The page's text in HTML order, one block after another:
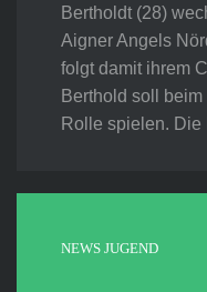
Bertholdt (28)
Aigner Angels
folgt damit ihrem
Berthold soll
Rolle spielen.
NEWS JUGEND